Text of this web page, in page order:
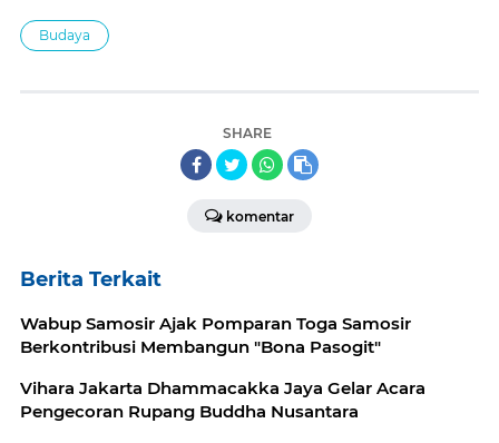
Budaya
SHARE
komentar
Berita Terkait
Wabup Samosir Ajak Pomparan Toga Samosir
Berkontribusi Membangun "Bona Pasogit"
Vihara Jakarta Dhammacakka Jaya Gelar Acara
Pengecoran Rupang Buddha Nusantara